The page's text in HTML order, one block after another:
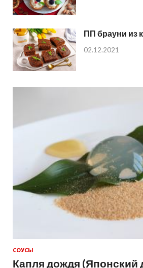
ПП брауни из
02.12.2021
СОУСЫ
Капля дождя (Японский